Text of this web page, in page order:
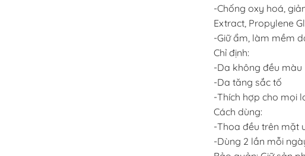
-Chống oxy hoá,
Extract, Propylene
-Giữ ẩm, làm mềm
Chỉ định:
-Da không đều màu
-Da tăng sắc tố
-Thích hợp cho mọi
Cách dùng:
-Thoa đều trên mặt
-Dùng 2 lần mỗi